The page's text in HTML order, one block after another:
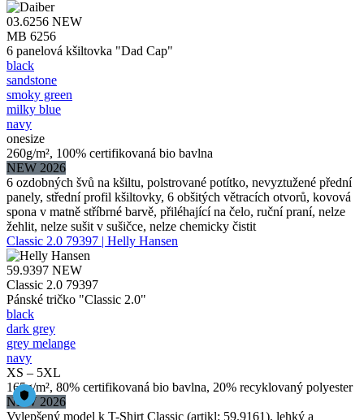
03.6256 NEW
MB 6256
6 panelová kšiltovka "Dad Cap"
black
sandstone
smoky green
milky blue
navy
onesize
260g/m², 100% certifikovaná bio bavlna
NEW 2026
6 ozdobných švů na kšiltu, polstrované potítko, nevyztužené přední
panely, střední profil kšiltovky, 6 obšitých větracích otvorů, kovová
spona v matně stříbrné barvě, přiléhající na čelo, ruční praní, nelze
žehlit, nelze sušit v sušičce, nelze chemicky čistit
Classic 2.0 79397 | Helly Hansen
59.9397 NEW
Classic 2.0 79397
Pánské tričko "Classic 2.0"
black
dark grey
grey melange
navy
XS – 5XL
165g/m², 80% certifikovaná bio bavlna, 20% recyklovaný polyester
NEW 2026
Vylepšený model k T-Shirt Classic (artikl: 59.9161), lehký a